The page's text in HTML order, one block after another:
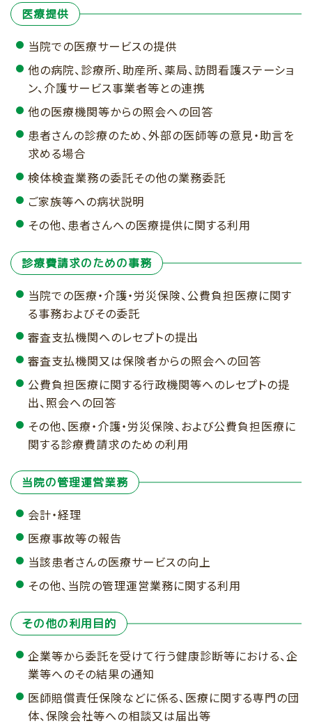
医療提供
当院での医療サービスの提供
他の病院、診療所、助産所、薬局、訪問看護ステーショ
ン、介護サービス事業者等との連携
他の医療機関等からの照会への回答
患者さんの診療のため、外部の医師等の意見・助言を
求める場合
検体検査業務の委託その他の業務委託
ご家族等への病状説明
その他、患者さんへの医療提供に関する利用
診療費請求のための事務
当院での医療・介護・労災保険、公費負担医療に関す
る事務およびその委託
審査支払機関へのレセプトの提出
審査支払機関又は保険者からの照会への回答
公費負担医療に関する行政機関等へのレセプトの提
出、照会への回答
その他、医療・介護・労災保険、および公費負担医療に
関する診療費請求のための利用
当院の管理運営業務
会計・経理
医療事故等の報告
当該患者さんの医療サービスの向上
その他、当院の管理運営業務に関する利用
その他の利用目的
企業等から委託を受けて行う健康診断等における、企
業等へのその結果の通知
医師賠償責任保険などに係る、医療に関する専門の団
体、保険会社等への相談又は届出等